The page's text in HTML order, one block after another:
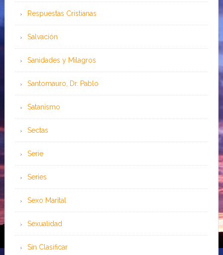
Respuestas Cristianas
Salvación
Sanidades y Milagros
Santomauro, Dr. Pablo
Satanismo
Sectas
Serie
Series
Sexo Marital
Sexualidad
Sin Clasificar